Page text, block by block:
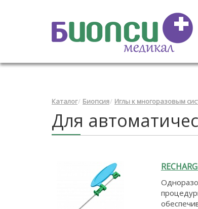
Каталог Биопсия Иглы к многоразовым
Для